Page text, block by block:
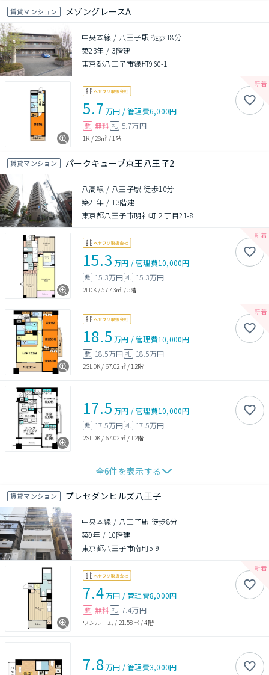
賃貸マンション メゾングレースA
中央本線 / 八王子駅 徒歩18分
築23年 / 3階建
東京都八王子市緑町960-1
5.7 万円 /管理費6,000円
敷 無料 礼 5.7万円
1K /28㎡ /1階
賃貸マンション パークキューブ京王八王子2
八高線 / 八王子駅 徒歩10分
築21年 / 13階建
東京都八王子市明神町２丁目21-8
15.3 万円 /管理費10,000円
敷 15.3万円 礼 15.3万円
2LDK/57.43㎡ /5階
18.5 万円 /管理費10,000円
敷 18.5万円 礼 18.5万円
2SLDK / 67.02㎡/12階
17.5 万円 /管理費10,000円
敷 17.5万円 礼 17.5万円
2SLDK / 67.02㎡/ 12階
全6件を表示する
賃貸マンション プレセダンヒルズ八王子
中央本線 / 八王子駅 徒歩8分
築9年 / 10階建
東京都八王子市南町5-9
7.4万円 /管理費8,000円
敷 無料 礼 7.4万円
ワンルーム / 21.58㎡/4階
7.8万円 /管理費3,000円